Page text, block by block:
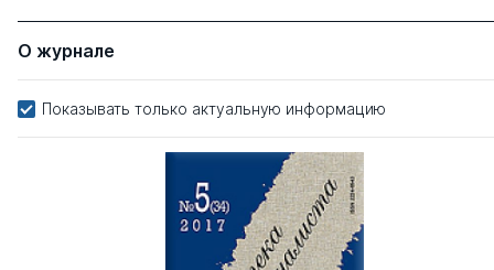
О журнале
Показывать только актуальную информацию